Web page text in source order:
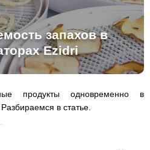
запахов в
Ezidri
продукты одновременно в
в статье.